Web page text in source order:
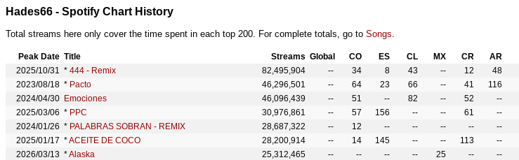
Hades66 - Spotify Chart History
Total streams here only cover the time spent in each top 200. For complete totals, go to Songs.
Peak Date Title Streams Global CO ES CL MX CR AR
2025/10/31 * 444 - Remix 82,495,904 -- 34 8 43 -- 12 48
2023/08/18 * Pacto 46,296,501 -- 64 23 66 -- 41 116
2024/04/30 Emociones 46,096,439 -- 51 -- 82 -- 52 --
2025/03/06 * PPC 30,976,861 -- 57 156 -- -- 61 --
2024/01/26 * PALABRAS SOBRAN - REMIX 28,687,322 -- 12 -- -- -- -- --
2025/01/17 *ACEITE DE COCO 28,200,914 -- 14 145 -- -- 113 --
2026/03/13 *Alaska 25,312,465 -- -- -- -- 25 -- --